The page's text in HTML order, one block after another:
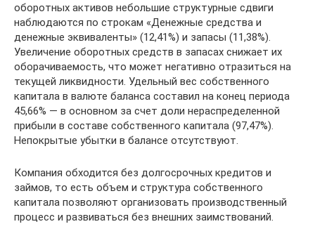
оборотных активов небольшие структурные сдвиги
наблюдаются по строкам «Денежные средства и
денежные эквиваленты» (12,41%) и запасы (11,38%).
Увеличение оборотных средств в запасах снижает их
оборачиваемость, что может негативно отразиться на
текущей ликвидности. Удельный вес собственного
капитала в валюте баланса составил на конец периода
45,66% — в основном за счет доли нераспределенной
прибыли в составе собственного капитала (97,47%).
Непокрытые убытки в балансе отсутствуют.
Компания обходится без долгосрочных кредитов и
займов, то есть объем и структура собственного
капитала позволяют организовать производственный
процесс и развиваться без внешних заимствований.